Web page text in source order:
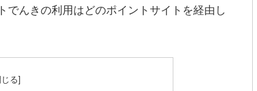
んきの利用はどのポイントサイトを経由し